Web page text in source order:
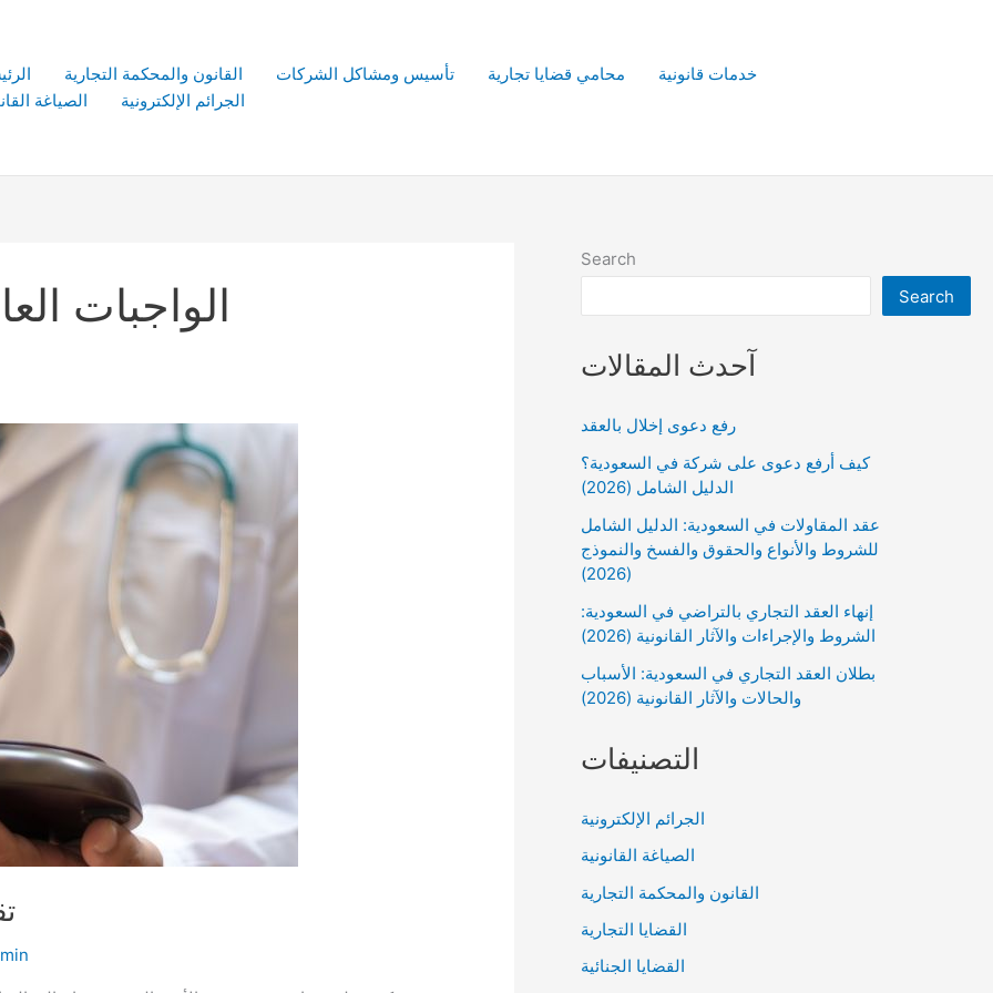
القانون والمحكمة التجارية تأسيس ومشاكل الشركات محامي قضايا تجارية
خدمات قانونية
الصياغة
الجرائم الإلكترونية
الواجبات
Search
Search
آحدث المقالات
رفع دعوى إخلال بالعقد
كيف أرفع دعوى على شركة في السعودية؟
الدليل الشامل (2026)
عقد المقاولات في السعودية: الدليل الشامل
للشروط والأنواع والحقوق والفسخ والنموذج
(2026)
إنهاء العقد التجاري بالتراضي في السعودية:
الشروط والإجراءات والآثار القانونية (2026)
بطلان العقد التجاري في السعودية: الأسباب
والحالات والآثار القانونية (2026)
التصنيفات
الجرائم الإلكترونية
الصياغة القانونية
القانون والمحكمة التجارية
القضايا التجارية
القضايا الجنائية